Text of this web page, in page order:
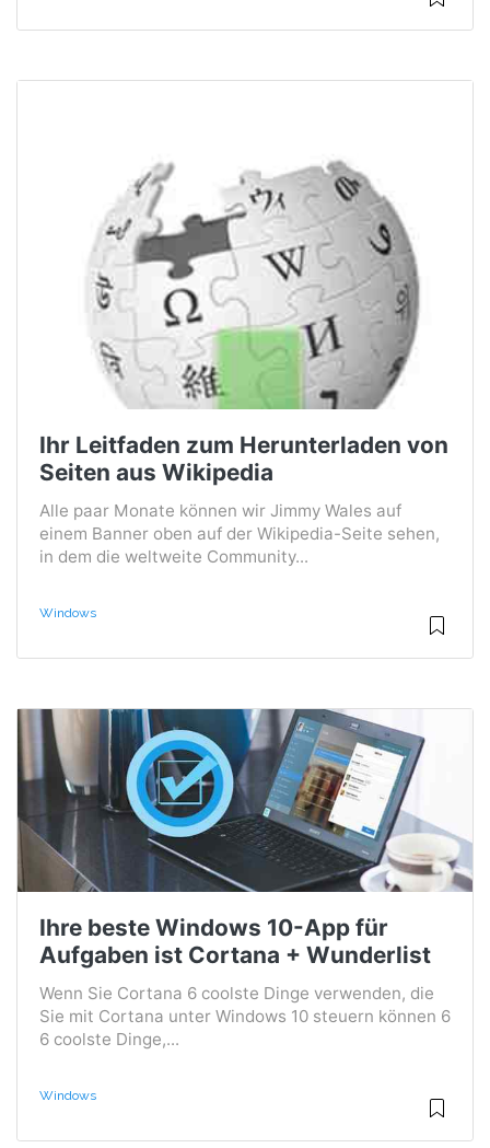
Ihr Leitfaden zum Herunterladen von
Seiten aus Wikipedia
Alle paar Monate können wir Jimmy Wales auf
einem Banner oben auf der Wikipedia-Seite sehen,
in dem die weltweite Community...
Windows
Ihre beste Windows 10-App für
Aufgaben ist Cortana + Wunderlist
Wenn Sie Cortana 6 coolste Dinge verwenden, die
Sie mit Cortana unter Windows 10 steuern können 6
6 coolste Dinge,...
Windows